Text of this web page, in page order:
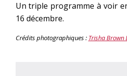
Un triple programme à voir
16 décembre.
Crédits photographiques : Trisha Brown